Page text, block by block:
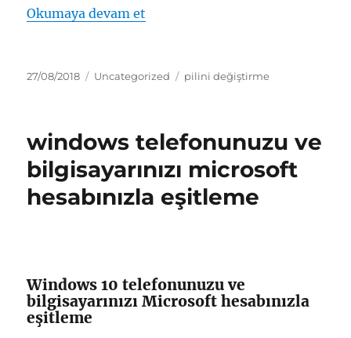
Okumaya devam et
Yayın
27/08/2018 Kategoriler
Uncategorized Etiketler
pilini değiştirme
windows telefonunuzu ve
bilgisayarınızı microsoft
hesabınızla eşitleme
Windows 10 telefonunuzu ve
bilgisayarınızı Microsoft hesabınızla
eşitleme